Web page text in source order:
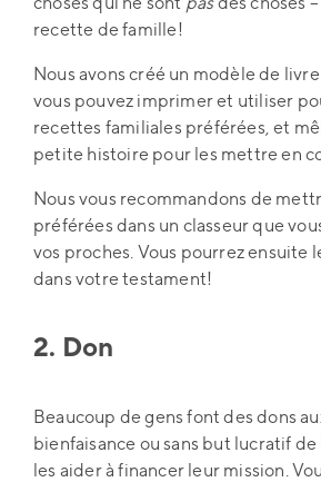
recette de famille!
Nous avons créé un modèle de
vous pouvez imprimer et utiliser
recettes familiales préférées, et
petite histoire pour les mettre en
Nous vous recommandons de
préférées dans un classeur que
vos proches. Vous pourrez ensuite
dans votre testament!
2. Don
Beaucoup de gens font des dons
bienfaisance ou sans but lucratif
les aider à financer leur mission.